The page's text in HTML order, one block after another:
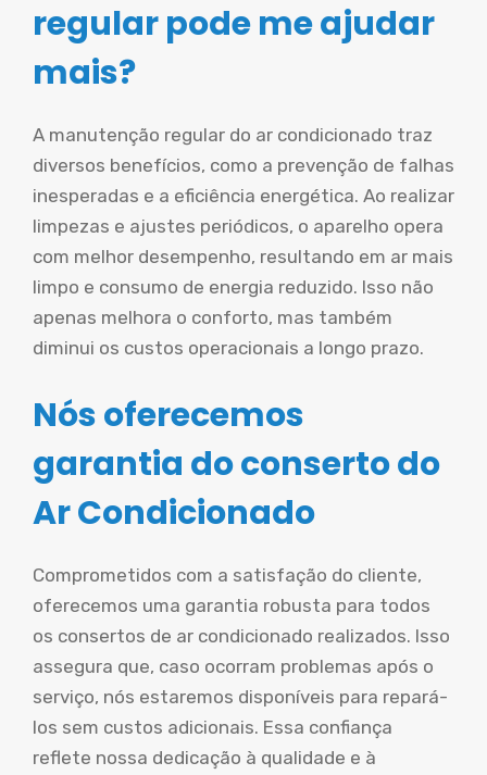
regular pode me ajudar
mais?
A manutenção regular do ar condicionado traz
diversos benefícios, como a prevenção de falhas
inesperadas e a eficiência energética. Ao realizar
limpezas e ajustes periódicos, o aparelho opera
com melhor desempenho, resultando em ar mais
limpo e consumo de energia reduzido. Isso não
apenas melhora o conforto, mas também
diminui os custos operacionais a longo prazo.
Nós oferecemos
garantia do conserto do
Ar Condicionado
Comprometidos com a satisfação do cliente,
oferecemos uma garantia robusta para todos
os consertos de ar condicionado realizados. Isso
assegura que, caso ocorram problemas após o
serviço, nós estaremos disponíveis para repará-
los sem custos adicionais. Essa confiança
reflete nossa dedicação à qualidade e à